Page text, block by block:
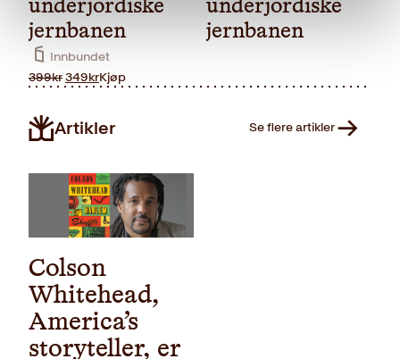
underjordiske
jernbanen
Innbundet
399krOpprinnelig
pris
399kr.
349krNåværende
pris
349kr.
Kjøp
underjordiske
jernbanen
Artikler Se flere artikler
Colson
Whitehead,
America’s
storyteller, er